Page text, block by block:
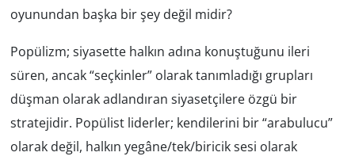
oyunundan başka bir şey değil midir?
Popülizm; siyasette halkın adına konuştuğunu ileri
süren, ancak “seçkinler” olarak tanımladığı grupları
düşman olarak adlandıran siyasetçilere özgü bir
stratejidir. Popülist liderler; kendilerini bir “arabulucu”
olarak değil, halkın yegâne/tek/biricik sesi olarak
SİYASET
SPOR
Yerel